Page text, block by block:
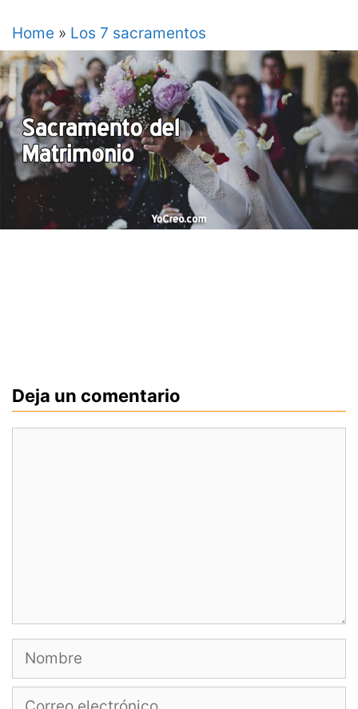
Home » Los 7 sacramentos
Deja un comentario
Nombre
Correo